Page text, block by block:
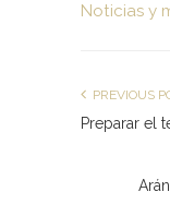
Noticias y
PREVIOUS
Preparar el